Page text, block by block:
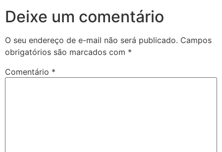
Deixe um comentário
O seu endereço de e-mail não será publicado. Campos
obrigatórios são marcados com *
Comentário *